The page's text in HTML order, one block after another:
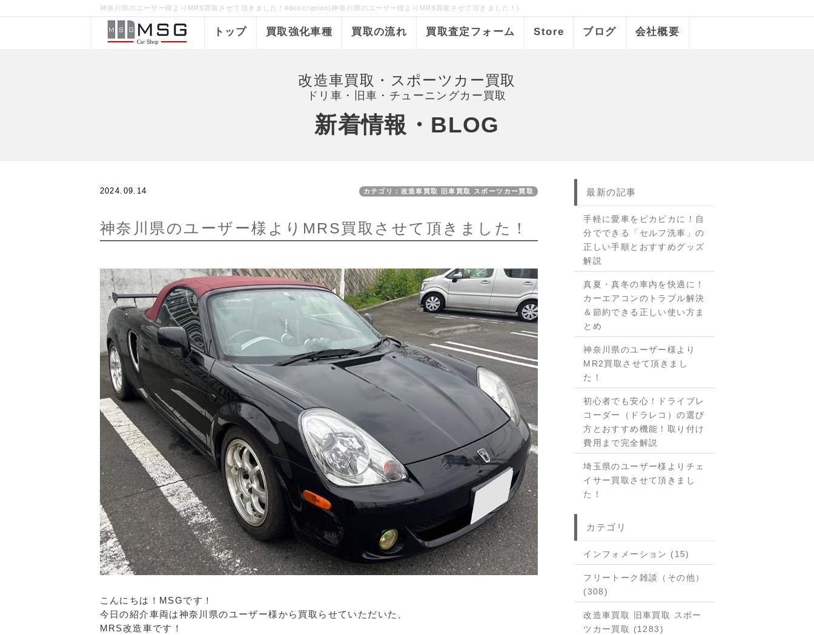
神奈川県のユーザー様よりMRS買取させて頂きました！#description(神奈川県のユーザー様よりMRS買取させて頂きました！)
トップ 買取強化車種 買取の流れ 買取査定フォーム Store ブログ 会社概要
改造車買取・スポーツカー買取
ドリ車・旧車・チューニングカー買取
新着情報・BLOG
2024.09.14 カテゴリ：改造車買取 旧車買取 スポーツカー買取
神奈川県のユーザー様よりMRS買取させて頂きました！
こんにちは！MSGです！
今日の紹介車両は神奈川県のユーザー様から買取らせていただいた、
MRS改造車です！
最新の記事
手軽に愛車をピカピカに！自
分でできる「セルフ洗車」の
正しい手順とおすすめグッズ
解説
真夏・真冬の車内を快適に！
カーエアコンのトラブル解決
＆節約できる正しい使い方ま
とめ
神奈川県のユーザー様より
MR2買取させて頂きまし
た！
初心者でも安心！ドライブレ
コーダー（ドラレコ）の選び
方とおすすめ機能！取り付け
費用まで完全解説
埼玉県のユーザー様よりチェ
イサー買取させて頂きまし
た！
カテゴリ
インフォメーション (15)
フリートーク雑談（その他）
(308)
改造車買取 旧車買取 スポー
ツカー買取 (1283)